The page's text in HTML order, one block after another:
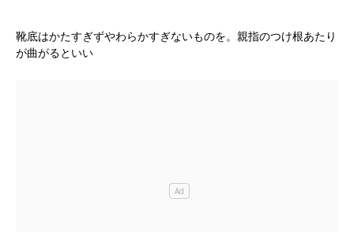
靴底はかたすぎずやわらかすぎないものを。親指のつけ根あたり
が曲がるといい